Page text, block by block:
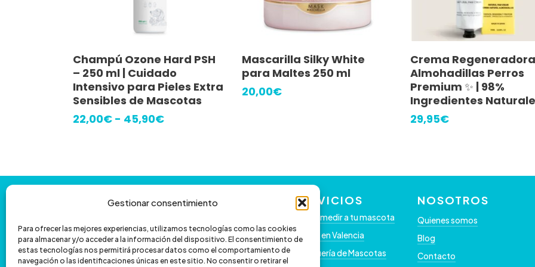
Gestionar consentimiento
Para ofrecer las mejores experiencias, utilizamos tecnologías como las cookies
para almacenar y/o acceder a la información del dispositivo. El consentimiento de
estas tecnologías nos permitirá procesar datos como el comportamiento de
navegación o las identificaciones únicas en este sitio. No consentir o retirar el
Seleccionar Opciones
producto
tiene
múltiples
variantes.
se
en
la
página
Champú Ozone Hard PSH
– 250 ml | Cuidado
Intensivo para Pieles Extra
Sensibles de Mascotas
22,00€ - 45,90€Rango
hasta
45,90€
Añadir Al Carrito
Mascarilla Silky White
para Maltes 250 ml
20,00€
Añadir Al Carrito
Crema Regeneradora
Almohadillas Perros
Premium ✨ | 98%
Ingredientes
29,95€
Contáctanos y te ayudamos
601 172 335 962 067 039
SERVICIOS
Como medir a tu mascota
Clínica en Valencia
Peluquería de Mascotas
NOSOTROS
Quienes somos
Blog
Contacto